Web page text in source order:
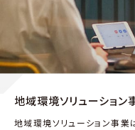
地域環境ソリューション
地域環境ソリューション事業